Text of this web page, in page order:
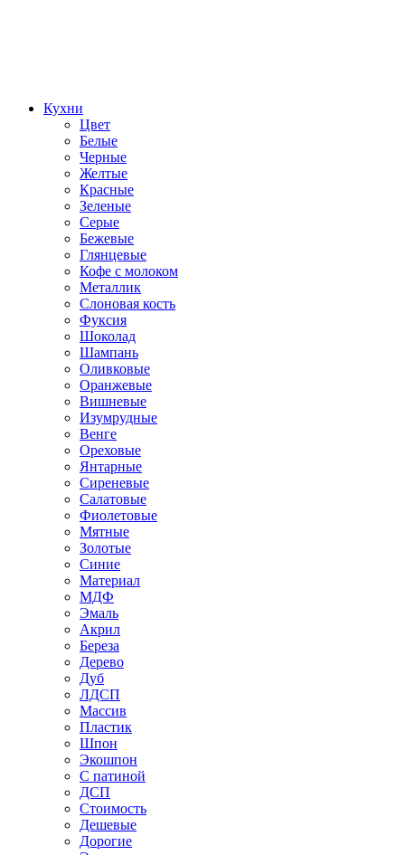
Кухни
Цвет
Белые
Черные
Желтые
Красные
Зеленые
Серые
Бежевые
Глянцевые
Кофе с молоком
Металлик
Слоновая кость
Фуксия
Шоколад
Шампань
Оливковые
Оранжевые
Вишневые
Изумрудные
Венге
Ореховые
Янтарные
Сиреневые
Салатовые
Фиолетовые
Мятные
Золотые
Синие
Материал
МДФ
Эмаль
Акрил
Береза
Дерево
Дуб
ЛДСП
Массив
Пластик
Шпон
Экошпон
С патиной
ДСП
Стоимость
Дешевые
Дорогие